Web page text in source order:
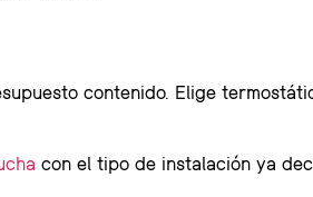
contenido. Elige
con el tipo de instalación ya